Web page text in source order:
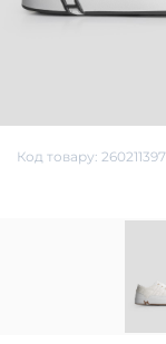
Код товару: 260211397